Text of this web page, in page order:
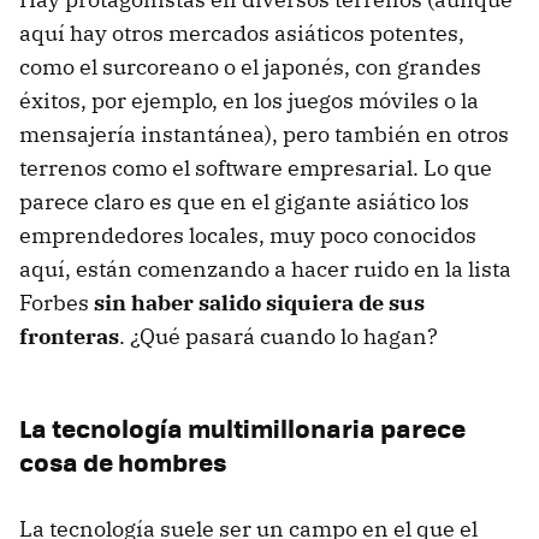
aquí hay otros mercados asiáticos potentes,
como el surcoreano o el japonés, con grandes
éxitos, por ejemplo, en los juegos móviles o la
mensajería instantánea), pero también en otros
terrenos como el software empresarial. Lo que
parece claro es que en el gigante asiático los
emprendedores locales, muy poco conocidos
aquí, están comenzando a hacer ruido en la lista
Forbes sin haber salido siquiera de sus
fronteras. ¿Qué pasará cuando lo hagan?
La tecnología multimillonaria parece
cosa de hombres
La tecnología suele ser un campo en el que el